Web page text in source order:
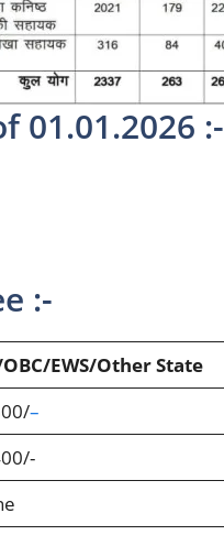
01.01.2026 :-
:-
EWS/Other State
–